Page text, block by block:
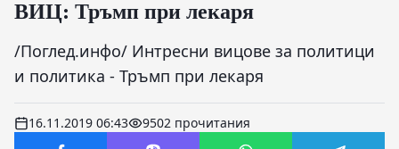
ВИЦ: Тръмп при лекаря
/Поглед.инфо/ Интресни вицове за политици
и политика - Тръмп при лекаря
16.11.2019 06:43 9502 прочитания